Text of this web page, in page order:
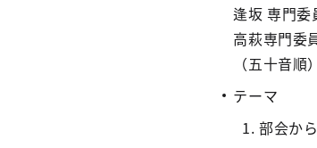
逢坂専門委
高萩専門委
（五十音順）
テーマ
部会か